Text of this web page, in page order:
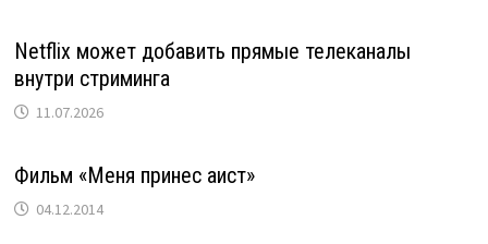
Netflix может добавить прямые телеканалы
внутри стриминга
11.07.2026
Фильм «Меня принес аист»
04.12.2014